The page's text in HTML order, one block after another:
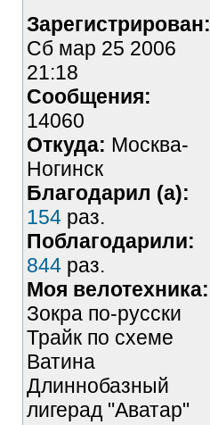
Зарегистрирован:
Сб мар 25 2006
21:18
Сообщения:
14060
Откуда: Москва-
Ногинск
Благодарил (а):
154 раз.
Поблагодарили:
844 раз.
Моя велотехника:
Зокра по-русски
Трайк по схеме
Ватина
Длиннобазный
лигерад "Аватар"